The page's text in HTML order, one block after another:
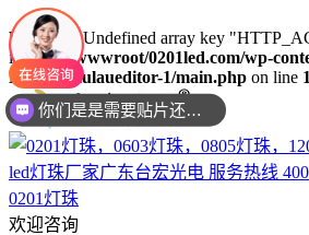
Warning
: Undefined array key
in/www/wwwroot/0201led.com/wp-
KityFormulaueditor-1/main.php on line
0201灯珠
欢迎咨询
你们是是需要贴片还是插件灯珠呢？
现在想要灯珠规格书资料还是要样品测试呢？么？